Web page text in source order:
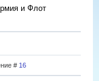
и Флот
# 16